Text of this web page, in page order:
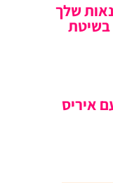
שלך
בשיטת
איריס